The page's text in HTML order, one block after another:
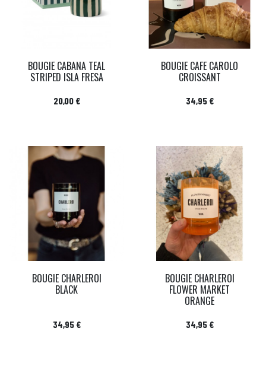
BOUGIE CABANA TEAL
STRIPED ISLA FRESA
Prix
20,00 €
BOUGIE CAFE CAROLO
CROISSANT
Prix
34,95 €
BOUGIE CHARLEROI
BLACK
Prix
34,95 €
BOUGIE CHARLEROI
FLOWER MARKET
ORANGE
Prix
34,95 €